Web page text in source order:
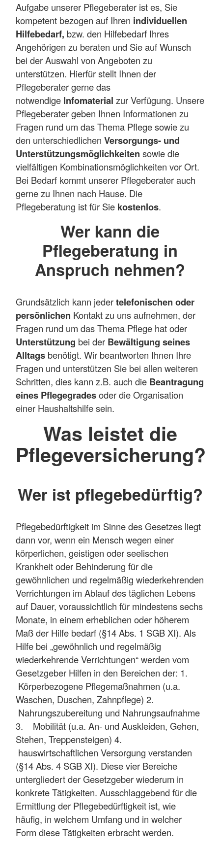
Aufgabe unserer Pflegeberater ist es, Sie
kompetent bezogen auf Ihren individuellen
Hilfebedarf, bzw. den Hilfebedarf Ihres
Angehörigen zu beraten und Sie auf Wunsch
bei der Auswahl von Angeboten zu
unterstützen. Hierfür stellt Ihnen der
Pflegeberater gerne das
notwendige Infomaterial zur Verfügung. Unsere
Pflegeberater geben Ihnen Informationen zu
Fragen rund um das Thema Pflege sowie zu
den unterschiedlichen Versorgungs- und
Unterstützungsmöglichkeiten sowie die
vielfältigen Kombinationsmöglichkeiten vor Ort.
Bei Bedarf kommt unserer Pflegeberater auch
gerne zu Ihnen nach Hause. Die
Pflegeberatung ist für Sie kostenlos.
Wer kann die
Pflegeberatung in
Anspruch nehmen?
Grundsätzlich kann jedertelefonischen oder
persönlichen Kontakt zu uns aufnehmen, der
Fragen rund um das Thema Pflege hat oder
Unterstützung bei der Bewältigung seines
Alltags benötigt. Wir beantworten Ihnen Ihre
Fragen und unterstützen Sie bei allen weiteren
Schritten, dies kann z.B. auch die Beantragung
eines Pflegegradesoder die Organisation
einer Haushaltshilfe sein.
Was leistet die
Pflegeversicherung?
Wer ist pflegebedürftig?
Pflegebedürftigkeit im Sinne des Gesetzes liegt
dann vor, wenn ein Mensch wegen einer
körperlichen, geistigen oder seelischen
Krankheit oder Behinderung für die
gewöhnlichen und regelmäßig wiederkehrenden
Verrichtungen im Ablauf des täglichen Lebens
auf Dauer, voraussichtlich für mindestens sechs
Monate, in einem erheblichen oder höherem
Maß der Hilfe bedarf (§14 Abs. 1 SGB XI). Als
Hilfe bei „gewöhnlich und regelmäßig
wiederkehrende Verrichtungen“ werden vom
Gesetzgeber Hilfen in den Bereichen der: 1.
Körperbezogene Pflegemaßnahmen (u.a.
Waschen, Duschen, Zahnpflege) 2.
Nahrungszubereitung und Nahrungsaufnahme
3. Mobilität (u.a. An- und Auskleiden, Gehen,
Stehen, Treppensteigen) 4.
hauswirtschaftlichen Versorgung verstanden
(§14 Abs. 4 SGB XI). Diese vier Bereiche
untergliedert der Gesetzgeber wiederum in
konkrete Tätigkeiten. Ausschlaggebend für die
Ermittlung der Pflegebedürftigkeit ist, wie
häufig, in welchem Umfang und in welcher
Form diese Tätigkeiten erbracht werden.